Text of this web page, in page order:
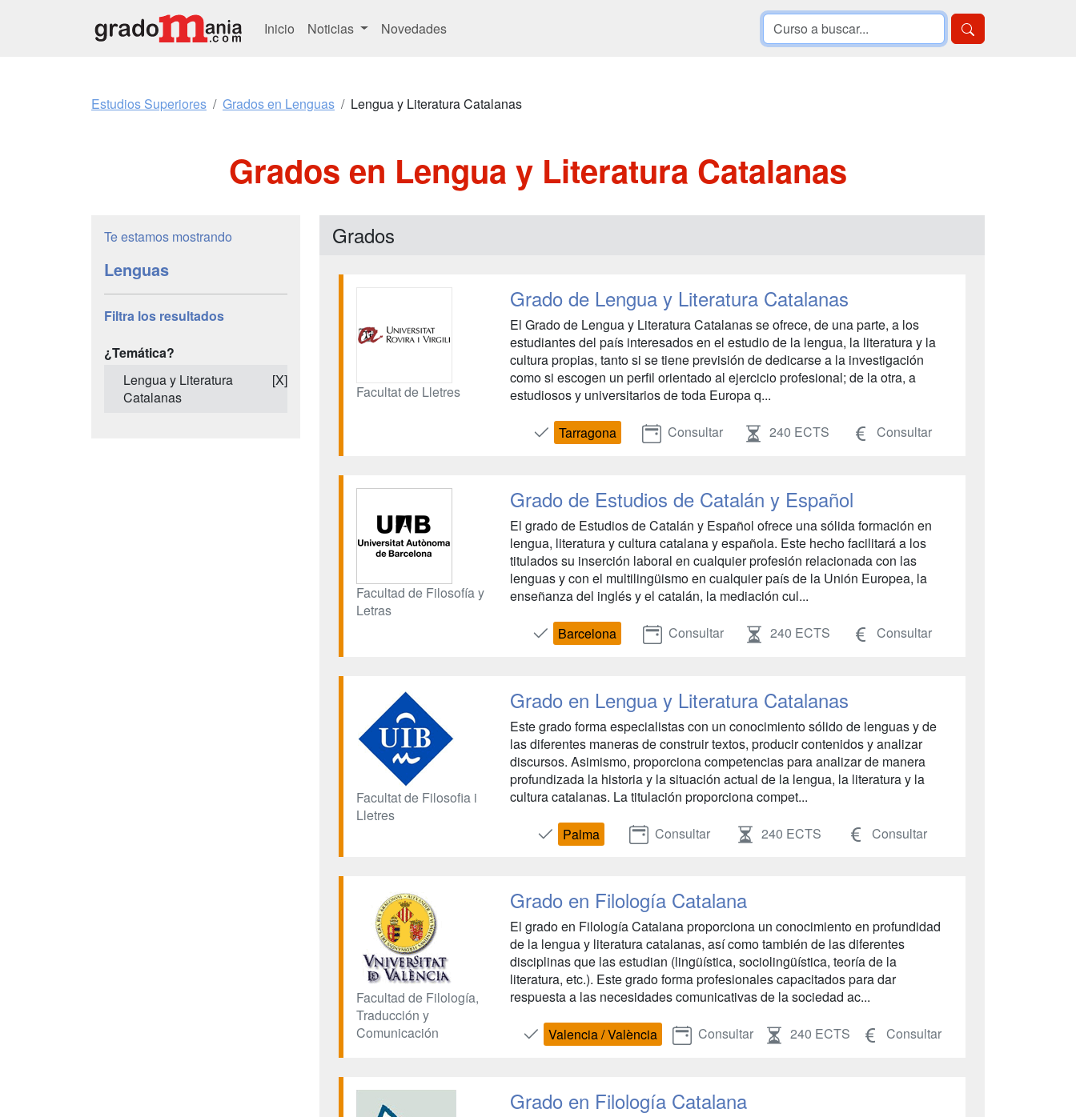
Inicio Noticias Novedades
Estudios Superiores Grados en Lenguas Lengua y Literatura Catalanas
Grados en Lengua y Literatura Catalanas
Te estamos mostrando
Lenguas
Filtra los resultados
¿Temática?
Lengua y Literatura
Catalanas
[X]
Grados
Facultat de Lletres
Grado de Lengua y Literatura Catalanas
El Grado de Lengua y Literatura Catalanas se ofrece, de una parte, a los
estudiantes del país interesados en el estudio de la lengua, la literatura y la
cultura propias, tanto si se tiene previsión de dedicarse a la investigación
como si escogen un perfil orientado al ejercicio profesional; de la otra, a
estudiosos y universitarios de toda Europa q...
Tarragona Consultar 240 ECTS Consultar
Facultad de Filosofía y
Letras
Grado de Estudios de Catalán y Español
El grado de Estudios de Catalán y Español ofrece una sólida formación en
lengua, literatura y cultura catalana y española. Este hecho facilitará a los
titulados su inserción laboral en cualquier profesión relacionada con las
lenguas y con el multilingüismo en cualquier país de la Unión Europea, la
enseñanza del inglés y el catalán, la mediación cul...
Barcelona Consultar 240 ECTS Consultar
Facultat de Filosofia i
Lletres
Grado en Lengua y Literatura Catalanas
Este grado forma especialistas con un conocimiento sólido de lenguas y de
las diferentes maneras de construir textos, producir contenidos y analizar
discursos. Asimismo, proporciona competencias para analizar de manera
profundizada la historia y la situación actual de la lengua, la literatura y la
cultura catalanas. La titulación proporciona compet...
Palma Consultar 240 ECTS Consultar
Facultad de Filología,
Traducción y
Comunicación
Grado en Filología Catalana
El grado en Filología Catalana proporciona un conocimiento en profundidad
de la lengua y literatura catalanas, así como también de las diferentes
disciplinas que las estudian (lingüística, sociolingüística, teoría de la
literatura, etc.). Este grado forma profesionales capacitados para dar
respuesta a las necesidades comunicativas de la sociedad ac...
Valencia / València Consultar 240 ECTS Consultar
Grado en Filología Catalana